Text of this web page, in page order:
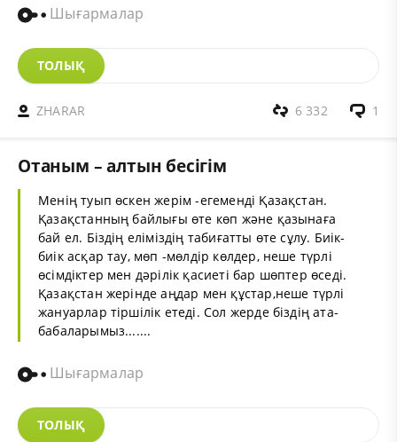
Шығармалар
ТОЛЫҚ
ZHARAR 1
6 332
Отаным – алтын бесігім
Менің туып өскен жерім -егеменді Қазақстан.
Қазақстанның байлығы өте көп және қазынаға
бай ел. Біздің еліміздің табиғатты өте сұлу. Биік-
биік асқар тау, мөп -мөлдір көлдер, неше түрлі
өсімдіктер мен дәрілік қасиеті бар шөптер өседі.
Қазақстан жерінде аңдар мен құстар,неше түрлі
жануарлар тіршілік етеді. Сол жерде біздің ата-
бабаларымыз.......
Шығармалар
ТОЛЫҚ